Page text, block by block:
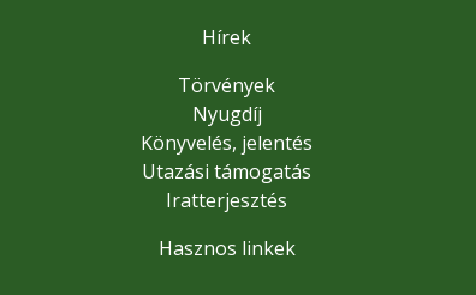
Hírek
Törvények
Nyugdíj
Könyvelés, jelentés
Utazási támogatás
Iratterjesztés
Hasznos linkek